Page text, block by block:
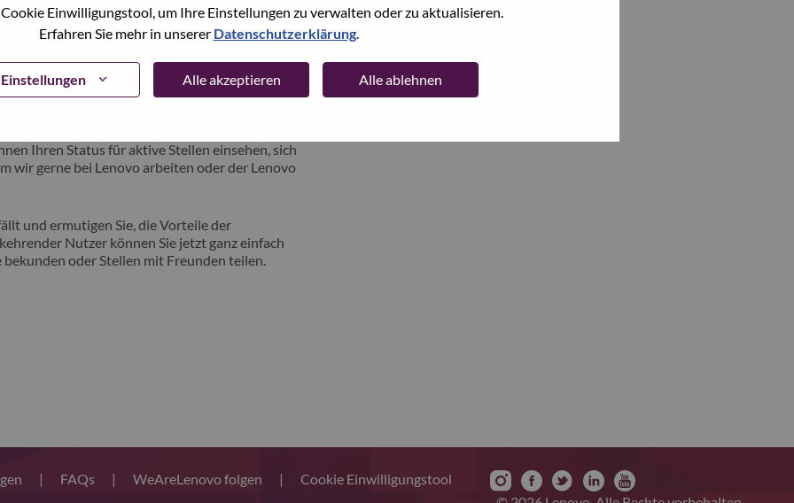
Cookie Einwilligungstool, um Ihre Einstellungen zu verwalten oder zu aktualisieren.
Erfahren Sie mehr in unserer Datenschutzerklärung.
Alle akzeptieren Alle ablehnen
bei der Registrierung als neuer Benutzer haben,
hrsupport@lenovo.com nd teilen Sie uns die
Screenshots mit. Bitte geben Sie in der
an. Ein Mitglied unseres Teams wird sich nach
vorstellen zu können, auf der Sie von
Ihren Status für aktive Stellen einsehen, sich
wir gerne bei Lenovo arbeiten oder der Lenovo
und ermutigen Sie, die Vorteile der
Nutzer können Sie jetzt ganz einfach
oder Stellen mit Freunden teilen.
| FAQs | WeAreLenovo folgen |
Cookie Einwilligungstool